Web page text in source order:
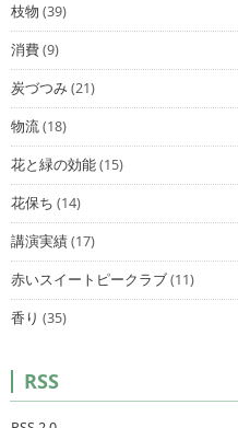
枝物 (39)
消費(9)
炭づつみ(21)
物流(18)
花と緑の効能(15)
花保ち (14)
講演実績(17)
赤いスイートピークラブ(11)
香り (35)
RSS